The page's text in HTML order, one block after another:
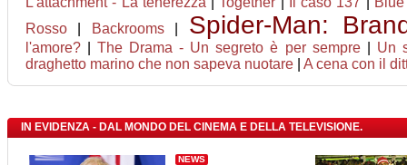
Rosso
Backrooms| Spider-Man:
l'amore? |The Drama - Un segreto è per sempre| Un
draghetto marino che non sapeva nuotare
A cena con il
IN EVIDENZA - DAL MONDO DEL CINEMA E DELLA TELEVISIONE.
NEWS